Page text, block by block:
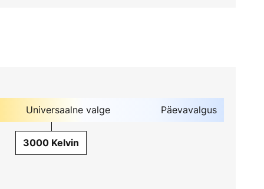
Universaalne valge Päevavalgus
3000 Kelvin